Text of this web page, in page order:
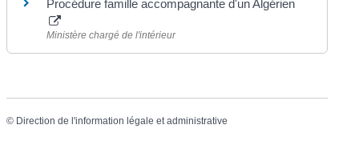
Procédure famille accompagnante d'un Algérien
Ministère chargé de l'intérieur
© Direction de l'information légale et administrative